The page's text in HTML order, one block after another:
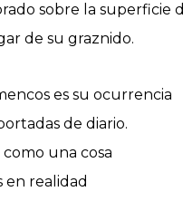
sobre la superficie
de su graznido.
es su ocurrencia
de diario.
una cosa
en realidad